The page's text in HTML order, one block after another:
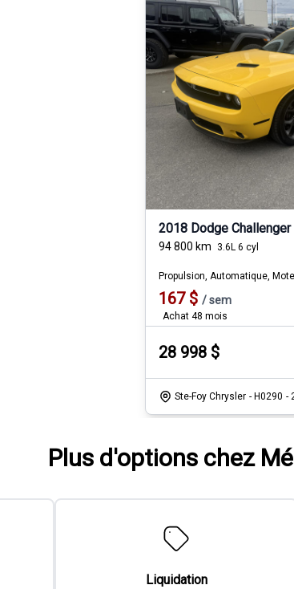
2018 Dodge
94 800 km 3.6L 6 cyl
Propulsion, Automatique,
167$ / sem
Achat 48 mois
28 998 $
Ste-Foy Chrysler - H0290 -
Plus d'options chez
Liquidation